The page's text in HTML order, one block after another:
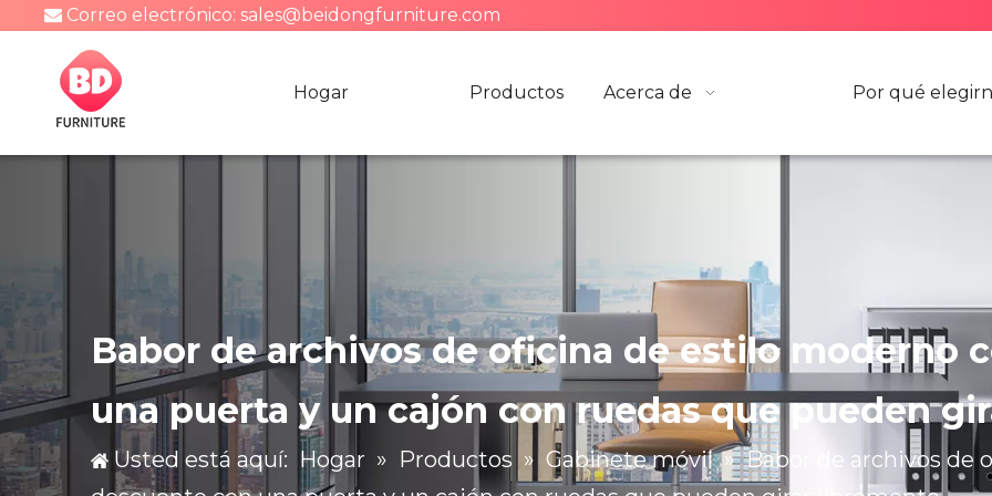
 Correo electrónico: sales@beidongfurniture.com
Hogar Productos Acerca de Por qué
Babor de archivos de oficina de estilo moderno
una puerta y un cajón con ruedas que pueden
Usted está aquí: Hogar » Productos » Gabinete móvil » Babor de archivos de